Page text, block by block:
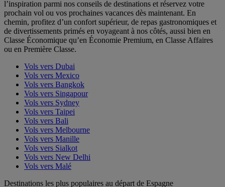
l’inspiration parmi nos conseils de destinations et réservez votre
prochain vol ou vos prochaines vacances dès maintenant. En
chemin, profitez d’un confort supérieur, de repas gastronomiques et
de divertissements primés en voyageant à nos côtés, aussi bien en
Classe Économique qu’en Économie Premium, en Classe Affaires
ou en Première Classe.
Vols vers Dubai
Vols vers Mexico
Vols vers Bangkok
Vols vers Singapour
Vols vers Sydney
Vols vers Taipei
Vols vers Bali
Vols vers Melbourne
Vols vers Manille
Vols vers Sialkot
Vols vers New Delhi
Vols vers Malé
Destinations les plus populaires au départ de Espagne